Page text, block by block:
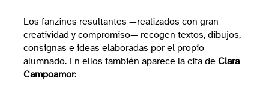
Los fanzines resultantes —realizados con gran
creatividad y compromiso— recogen textos, dibujos,
consignas e ideas elaboradas por el propio
alumnado. En ellos también aparece la cita de Clara
Campoamor: